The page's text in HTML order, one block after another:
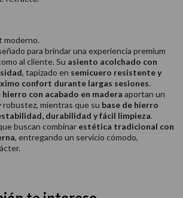
moderno.
para brindar una experiencia premium
al cliente. Su asiento acolchado con
, tapizado en semicuero resistente y
confort durante largas sesiones.
con acabado en madera aportan un
mientras que su base de hierro
durabilidad y fácil limpieza.
buscan combinar estética tradicional con
, entregando un servicio cómodo,